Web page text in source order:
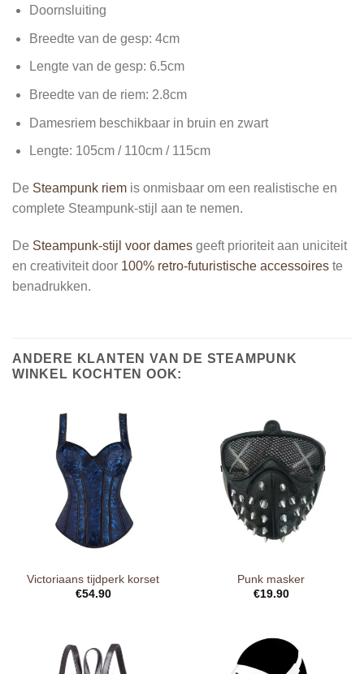
Doornsluiting
Breedte van de gesp: 4cm
Lengte van de gesp: 6.5cm
Breedte van de riem: 2.8cm
Damesriem beschikbaar in bruin en zwart
Lengte: 105cm / 110cm / 115cm
De Steampunk riem is onmisbaar om een realistische en
complete Steampunk-stijl aan te nemen.
De Steampunk-stijl voor dames geeft prioriteit aan uniciteit
en creativiteit door 100% retro-futuristische accessoires te
benadrukken.
ANDERE KLANTEN VAN DE STEAMPUNK
WINKEL KOCHTEN OOK:
Victoriaans tijdperk korset
€54.90
Punk masker
€19.90